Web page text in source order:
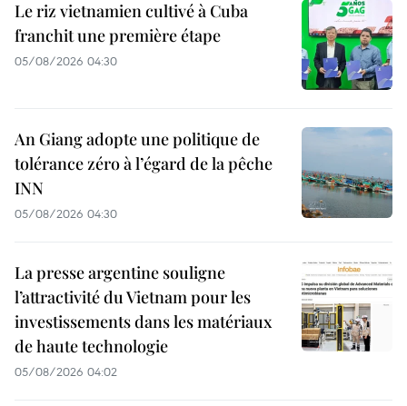
Le riz vietnamien cultivé à Cuba
franchit une première étape
05/08/2026 04:30
An Giang adopte une politique de
tolérance zéro à l’égard de la pêche
INN
05/08/2026 04:30
La presse argentine souligne
l’attractivité du Vietnam pour les
investissements dans les matériaux
de haute technologie
05/08/2026 04:02